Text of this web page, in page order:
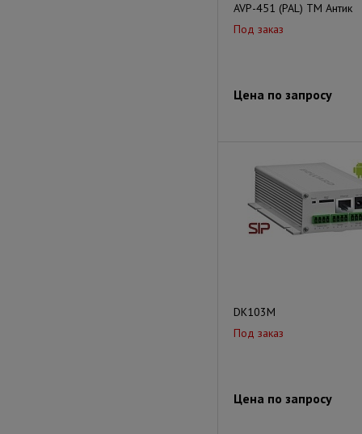
AVP-451 (PAL) TM Антик
Под заказ
Цена по запросу
DK103M
Под заказ
Цена по запросу